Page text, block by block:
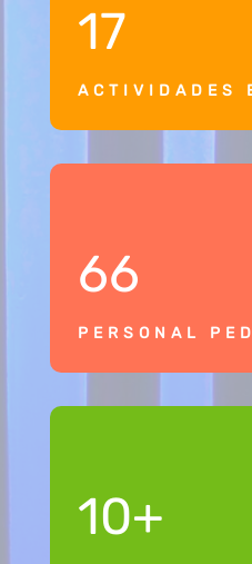
17
ACTIVIDADES
66
PERSONAL
10+